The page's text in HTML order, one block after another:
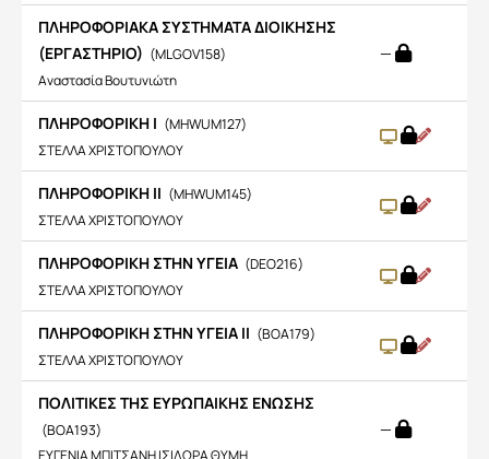
ΠΛΗΡΟΦΟΡΙΑΚΑ ΣΥΣΤΗΜΑΤΑ ΔΙΟΙΚΗΣΗΣ
(ΕΡΓΑΣΤΗΡΙΟ) (MLGOV158)
Αναστασία Βουτυνιώτη
—
ΠΛΗΡΟΦΟΡΙΚΗ Ι (MHWUM127)
ΣΤΕΛΛΑ ΧΡΙΣΤΟΠΟΥΛΟΥ
ΠΛΗΡΟΦΟΡΙΚΗ ΙΙ (MHWUM145)
ΣΤΕΛΛΑ ΧΡΙΣΤΟΠΟΥΛΟΥ
ΠΛΗΡΟΦΟΡΙΚΗ ΣΤΗΝ ΥΓΕΙΑ (DEO216)
ΣΤΕΛΛΑ ΧΡΙΣΤΟΠΟΥΛΟΥ
ΠΛΗΡΟΦΟΡΙΚΗ ΣΤΗΝ ΥΓΕΙΑ ΙΙ (BOA179)
ΣΤΕΛΛΑ ΧΡΙΣΤΟΠΟΥΛΟΥ
ΠΟΛΙΤΙΚΕΣ ΤΗΣ ΕΥΡΩΠΑΙΚΗΣ ΕΝΩΣΗΣ
(BOA193)
ΕΥΓΕΝΙΑ ΜΠΙΤΣΑΝΗ ΙΣΙΔΩΡΑ ΘΥΜΗ
—